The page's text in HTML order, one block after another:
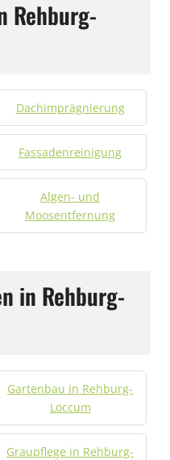
Rehburg-
Dachimprägnierung
Fassadenreinigung
Algen- und
Moosentfernung
in Rehburg-
Gartenbau in Rehburg-
Loccum
Graupflege in Rehburg-